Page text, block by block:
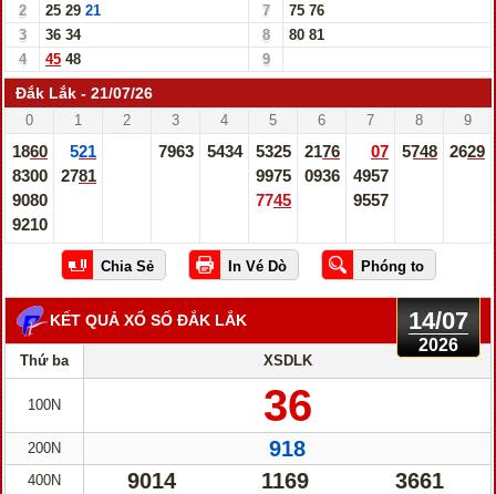
2 25 29 21 7 75 76
3
36 34 8 80 81
4
45 48 9
Đắk Lắk - 21/07/26
0 1 2 3 4 5 6 7 8 9
1860
8300
9080
9210
521
2781
7963 5434
5325
9975
7745
2176
0936
07
4957
9557
5748 2629
KẾT QUẢ XỔ SỐ ĐẮK LẮK 14/07
2026
Thứ ba XSDLK
100N 36
200N 918
400N 9014 1169 3661